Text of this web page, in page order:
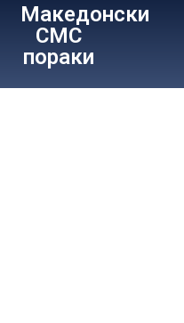
Македонски
СМС
пораки